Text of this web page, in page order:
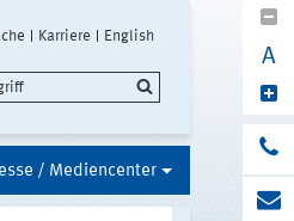
Karriere English
A
/ Mediencenter